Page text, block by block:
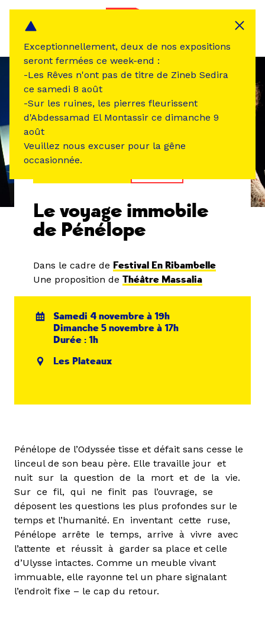
Le voyage immobile
de Pénélope
Dans le cadre de Festival En Ribambelle
Une proposition de Théâtre Massalia
Samedi 4 novembre à 19h
Dimanche 5 novembre à 17h
Durée : 1h
Les Plateaux
Pénélope de l’Odyssée tisse et défait sans cesse le
linceul de son beau père. Elle travaille jour et
nuit sur la question de la mort et de la vie.
Sur ce fil, qui ne finit pas l’ouvrage, se
déposent les questions les plus profondes sur le
temps et l’humanité. En inventant cette ruse,
Pénélope arrête le temps, arrive à vivre avec
l’attente et réussit à garder sa place et celle
d’Ulysse intactes. Comme un meuble vivant
immuable, elle rayonne tel un phare signalant
l’endroit fixe – le cap du retour.
Exceptionnellement, deux de nos expositions
seront fermées ce week-end :
-Les Rêves n'ont pas de titre de Zineb Sedira
ce samedi 8 août
-Sur les ruines, les pierres fleurissent
d'Abdessamad El Montassir ce dimanche 9
août
Veuillez nous excuser pour la gêne
occasionnée.
Panneau de gestion des cookies